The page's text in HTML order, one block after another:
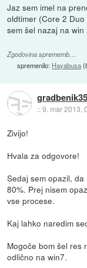
Jaz sem imel na
oldtimer (Core 2
sem šel nazaj na
Zgodovina sprememb…
spremenilo: Hayabusa(
gradbenik35
::9. mar 2013,
Zivijo!
Hvala za odgovore!
Sedaj sem opazil,
80%. Prej nisem
vse procese.
Kaj lahko naredim
Mogoče bom šel res
odlično na win7.